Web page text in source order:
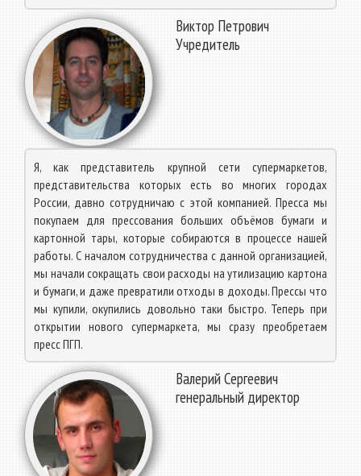
Виктор Петрович
Учредитель
Я, как представитель крупной сети супермаркетов,
представительства которых есть во многих городах
России, давно сотрудничаю с этой компанией. Пресса мы
покупаем для прессования больших объёмов бумаги и
картонной тары, которые собираются в процессе нашей
работы. С началом сотрудничества с данной организацией,
мы начали сокращать свои расходы на утилизацию картона
и бумаги, и даже превратили отходы в доходы. Прессы что
мы купили, окупились довольно таки быстро. Теперь при
открытии нового супермаркета, мы сразу преобретаем
пресс ПГП.
Валерий Сергеевич
генеральный директор